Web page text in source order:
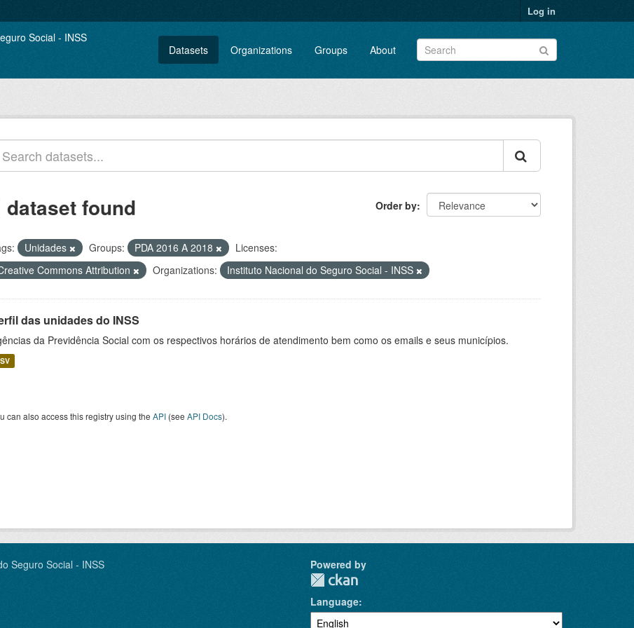
Log in
Datasets Organizations Groups About
Order by
dataset found
Unidades Groups: PDA 2016 A 2018
Licenses:
Commons Attribution
Organizations: Instituto Nacional do Seguro Social - INSS
das unidades do INSS
da Previdência Social com os respectivos horários de atendimento bem como os emails e seus municípios.
can also access this registry using the API (see API Docs).
Seguro Social - INSS
Powered by
Language